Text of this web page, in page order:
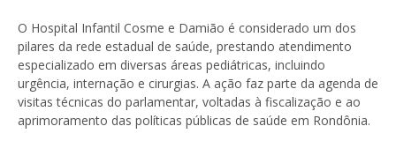
O Hospital Infantil Cosme e Damião é considerado um dos
pilares da rede estadual de saúde, prestando atendimento
especializado em diversas áreas pediátricas, incluindo
urgência, internação e cirurgias. A ação faz parte da agenda de
visitas técnicas do parlamentar, voltadas à fiscalização e ao
aprimoramento das políticas públicas de saúde em Rondônia.